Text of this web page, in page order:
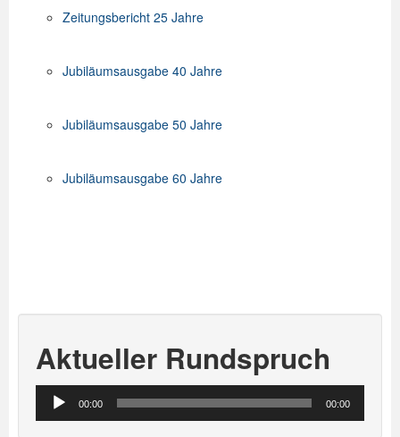
Zeitungsbericht 25 Jahre
Jubiläumsausgabe 40 Jahre
Jubiläumsausgabe 50 Jahre
Jubiläumsausgabe 60 Jahre
Aktueller Rundspruch
Audio-
Player
00:00 00:00